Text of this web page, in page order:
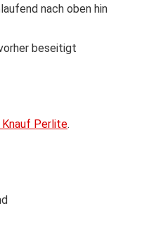
nach oben hin
beseitigt
Knauf Perlite.